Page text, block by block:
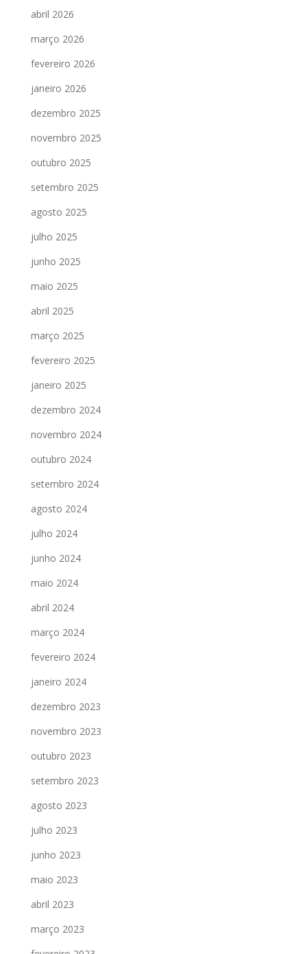
abril 2026
março 2026
fevereiro 2026
janeiro 2026
dezembro 2025
novembro 2025
outubro 2025
setembro 2025
agosto 2025
julho 2025
junho 2025
maio 2025
abril 2025
março 2025
fevereiro 2025
janeiro 2025
dezembro 2024
novembro 2024
outubro 2024
setembro 2024
agosto 2024
julho 2024
junho 2024
maio 2024
abril 2024
março 2024
fevereiro 2024
janeiro 2024
dezembro 2023
novembro 2023
outubro 2023
setembro 2023
agosto 2023
julho 2023
junho 2023
maio 2023
abril 2023
março 2023